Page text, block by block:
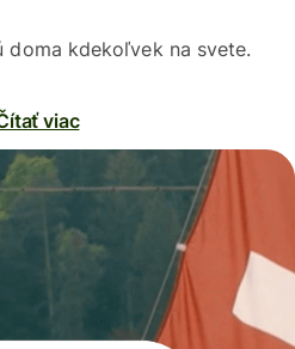
doma kdekoľvek na svete.
viac